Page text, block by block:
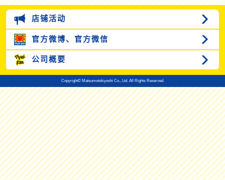
店铺活动
官方微博、 官方微信
公司概要
Copyright© Matsumotokiyoshi Co., Ltd. All Rights Reserved.